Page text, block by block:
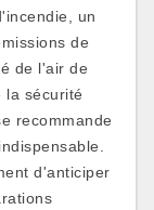
un
de
de l'air de
la sécurité
recommande
d'anticiper